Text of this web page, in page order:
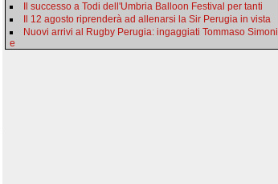
Il successo a Todi dell'Umbria Balloon Festival per tanti
Il 12 agosto riprenderà ad allenarsi la Sir Perugia in vista
Nuovi arrivi al Rugby Perugia: ingaggiati Tommaso Simoni
e